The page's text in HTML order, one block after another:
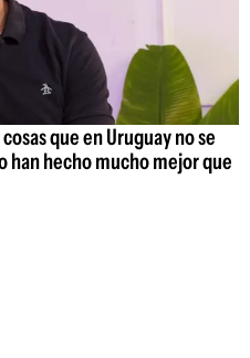
que en Uruguay no se
han hecho mucho mejor que